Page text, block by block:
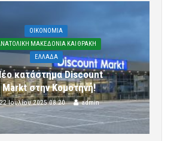
OIKONOMIA
ΜΑΚΕΔΟΝΙΑ ΚΑΙ ΘΡΑΚΗ
ΕΛΛΑΔΑ
κατάστημα Discount
Markt στην Κομοτηνή!
22 Ιουλίου 2025 08:20 admin